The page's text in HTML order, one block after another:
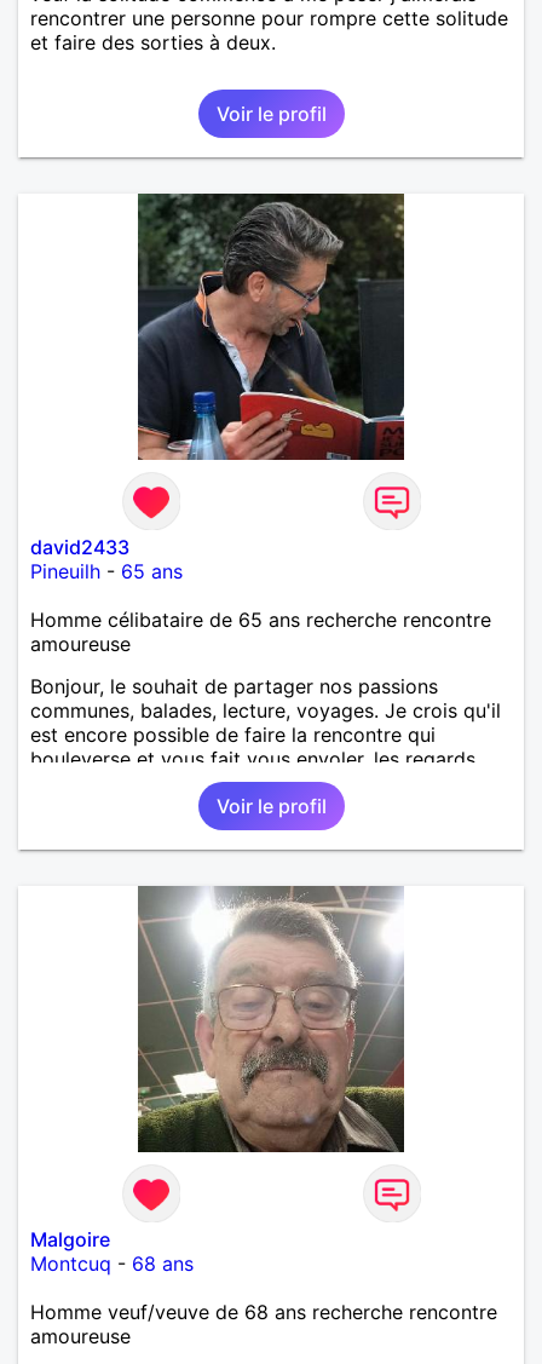
rencontrer une personne pour rompre cette solitude
et faire des sorties à deux.
Voir le profil
david2433
Pineuilh - 65 ans
Homme célibataire de 65 ans recherche rencontre
amoureuse
Bonjour, le souhait de partager nos passions
communes, balades, lecture, voyages. Je crois qu'il
est encore possible de faire la rencontre qui
bouleverse et vous fait vous envoler, les regards
complices, les mots et les silences qui apaisent,
Alors si comme moi tu as la même vision, parlons-
Voir le profil
Malgoire
Montcuq - 68 ans
Homme veuf/veuve de 68 ans recherche rencontre
amoureuse